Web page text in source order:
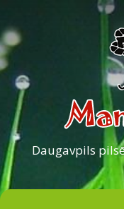
Daugavpils